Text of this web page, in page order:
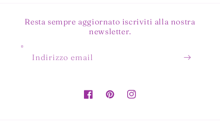
Resta sempre aggiornato iscriviti alla nostra
newsletter.
Indirizzo email
FacebookPinterestInstagram